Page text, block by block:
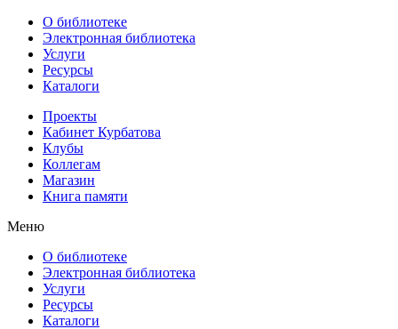
О библиотеке
Электронная библиотека
Услуги
Ресурсы
Каталоги
Проекты
Кабинет Курбатова
Клубы
Коллегам
Магазин
Книга памяти
Меню
О библиотеке
Электронная библиотека
Услуги
Ресурсы
Каталоги